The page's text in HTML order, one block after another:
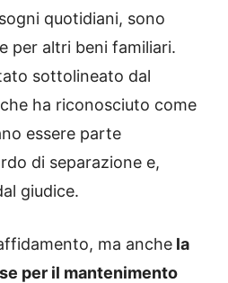
quotidiani, sono
per altri beni familiari.
sottolineato dal
ha riconosciuto come
essere parte
di separazione e,
giudice.
ma anche la
per il mantenimento